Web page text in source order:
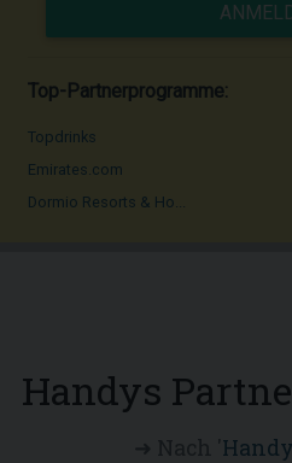
Top-Partnerprogramme:
Topdrinks
Emirates.com
Dormio Resorts & Ho...
Handys